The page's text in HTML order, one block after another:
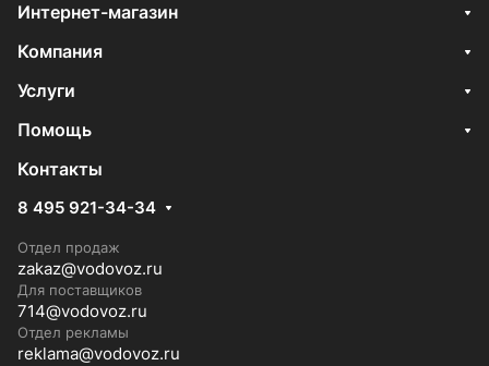
Интернет-магазин
Компания
Услуги
Помощь
Контакты
8 495 921-34-34
Отдел продаж
zakaz@vodovoz.ru
Для поставщиков
714@vodovoz.ru
Отдел рекламы
reklama@vodovoz.ru